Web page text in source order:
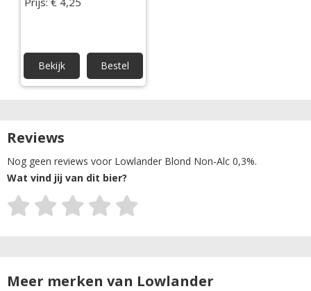
Bekijk Bestel
Reviews
Nog geen reviews voor Lowlander Blond Non-Alc 0,3%.
Wat vind jij van dit bier?
Meer merken van Lowlander